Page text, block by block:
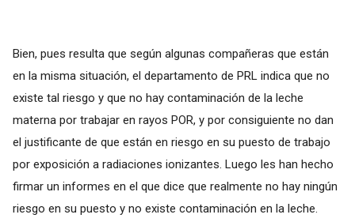
Bien, pues resulta que según algunas compañeras que están
en la misma situación, el departamento de PRL indica que no
existe tal riesgo y que no hay contaminación de la leche
materna por trabajar en rayos POR, y por consiguiente no dan
el justificante de que están en riesgo en su puesto de trabajo
por exposición a radiaciones ionizantes. Luego les han hecho
firmar un informes en el que dice que realmente no hay ningún
riesgo en su puesto y no existe contaminación en la leche.